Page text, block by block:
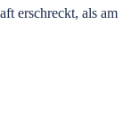
erschreckt, als am